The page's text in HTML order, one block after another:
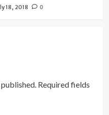
18, 2018 0
Required fields